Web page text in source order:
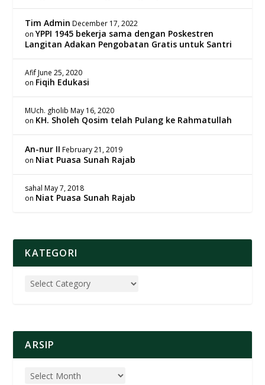
Tim Admin December 17, 2022
onYPPI 1945 bekerja sama dengan Poskestren
Langitan Adakan Pengobatan Gratis untuk Santri
Afif June 25, 2020
on Fiqih Edukasi
MUch. gholib May 16, 2020
on KH. Sholeh Qosim telah Pulang ke Rahmatullah
An-nur II February 21, 2019
on Niat Puasa Sunah Rajab
sahal May 7, 2018
on Niat Puasa Sunah Rajab
KATEGORI
ARSIP